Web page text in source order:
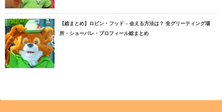
【総まとめ】ロビン・フッド – 会える方法は？ 全グリーティング場
所・ショーパレ・プロフィール総まとめ